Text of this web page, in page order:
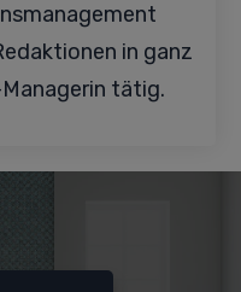
in ganz
tätig.